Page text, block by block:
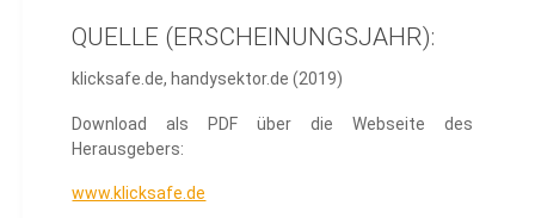
QUELLE (ERSCHEINUNGSJAHR):
klicksafe.de, handysektor.de (2019)
Download als PDF über die Webseite des
Herausgebers:
www.klicksafe.de